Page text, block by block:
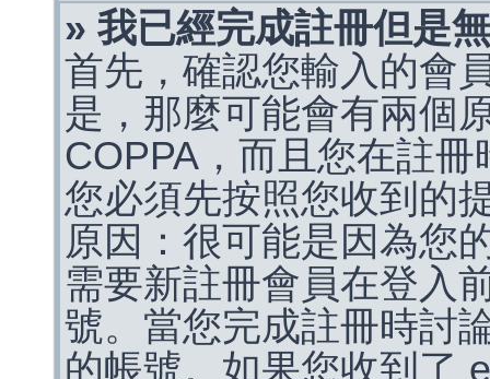
» 我已經完成註冊但是
首先，確認您輸入的會
是，那麼可能會有兩個
COPPA，而且您在註
您必須先按照您收到的
原因：很可能是因為您
需要新註冊會員在登入
號。當您完成註冊時討
的帳號。如果您收到了